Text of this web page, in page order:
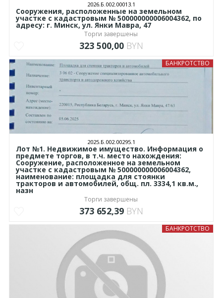
2026.Б.002.00013.1
Сооружения, расположенные на земельном
участке с кадастровым № 500000000006004362, по
адресу: г. Минск, ул. Янки Мавра, 47
Торги завершены
323 500,00 BYN
БАНКРОТСТВО
2025.Б.002.00295.1
Лот №1. Недвижимое имущество. Информация о
предмете торгов, в т.ч. место нахождения:
Сооружение, расположенное на земельном
участке с кадастровым № 500000000006004362,
наименование: площадка для стоянки
тракторов и автомобилей, общ. пл. 3334,1 кв.м.,
назн
Торги завершены
373 652,39 BYN
БАНКРОТСТВО